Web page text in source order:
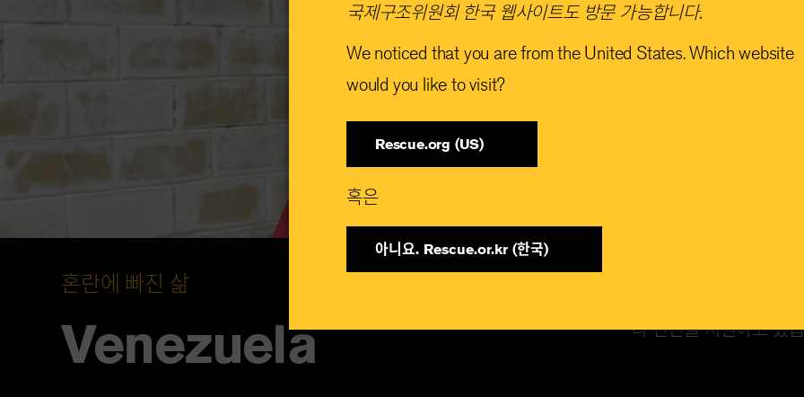
혼란에 빠진 삶
Venezuela
국제구조위원회는 경
위해 파트너들을 지원
라 난민을 지원하고 있
국제구조위원회 한국 웹사이트도 방문 가능합니다.​
We noticed that you are from the United States. Which website
would you like to visit?
Rescue.org (US)
혹은​
아니요. Rescue.or.kr (한국)​